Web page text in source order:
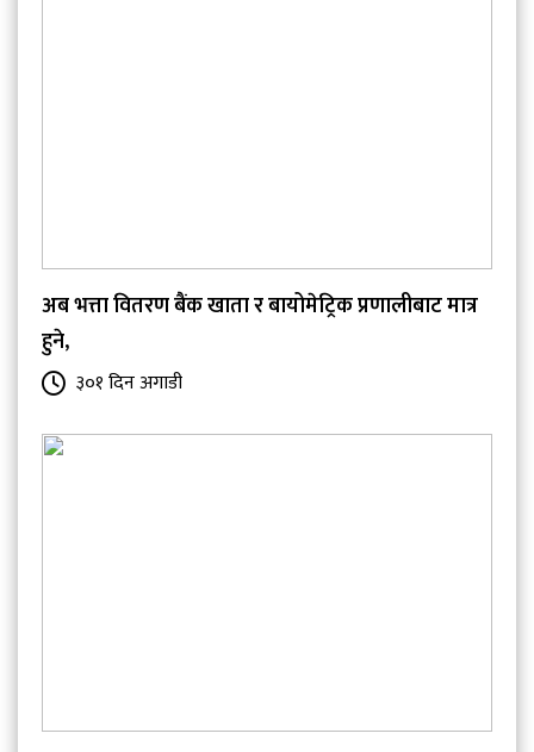
अब भत्ता वितरण बैंक खाता र बायोमेट्रिक प्रणालीबाट मात्र
हुने,
३०१ दिन अगाडी